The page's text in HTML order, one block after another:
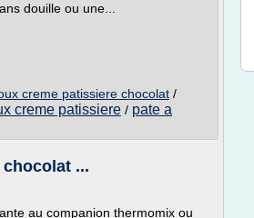
douille ou une...
creme patissiere chocolat /
creme patissiere / pate a
...
au companion thermomix ou